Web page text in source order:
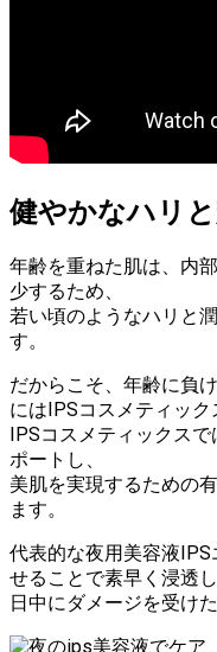
健やかなハリ
年齢を重ねた肌は、内
少するため、
若い頃のようなハリと
す。
だからこそ、年齢に負
にはIPSコスメティック
IPSコスメティックス
ポートし、
美肌を実現するための
ます。
代表的な夜用美容液
せることで素早く浸透し
日中にダメージを受け